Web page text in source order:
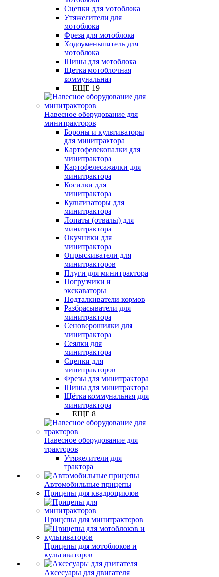
Сцепки для мотоблока
Утяжелители для
мотоблока
Фреза для мотоблока
Ходоуменьшитель для
мотоблока
Шины для мотоблока
Щетка мотоблочная
коммунальная
+ ЕЩЕ 19
Навесное оборудование для
минитракторов
Бороны и культиваторы
для минитрактора
Картофелекопалки для
минитрактора
Картофелесажалки для
минитрактора
Косилки для
минитрактора
Культиваторы для
минитрактора
Лопаты (отвалы) для
минитрактора
Окучники для
минитрактора
Опрыскиватели для
минитракторов
Плуги для минитрактора
Погрузчики и
экскаваторы
Подталкиватели кормов
Разбрасыватели для
минитрактора
Сеноворошилки для
минитрактора
Сеялки для
минитрактора
Сцепки для
минитракторов
Фрезы для минитрактора
Шины для минитрактора
Щётка коммунальная для
минитрактора
+ ЕЩЕ 8
Навесное оборудование для
тракторов
Утяжелители для
трактора
Автомобильные прицепы
Прицепы для квадроциклов
Прицепы для минитракторов
Прицепы для мотоблоков и
культиваторов
Аксесуары для двигателя